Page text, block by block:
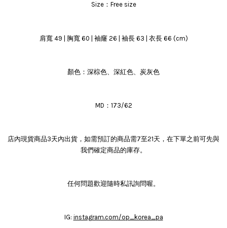
Size：Free size
肩寬 49 | 胸寬 60 | 袖窿26 | 袖長 63 | 衣長 66 (cm)
顏色：深棕色、深紅色、炭灰色
MD：173/62
店內現貨商品3天內出貨，如需預訂的商品需7至21天，在下單之前可先與
我們確定商品的庫存。
任何問題歡迎隨時私訊詢問喔。
IG: instagram.com/op_korea_pa